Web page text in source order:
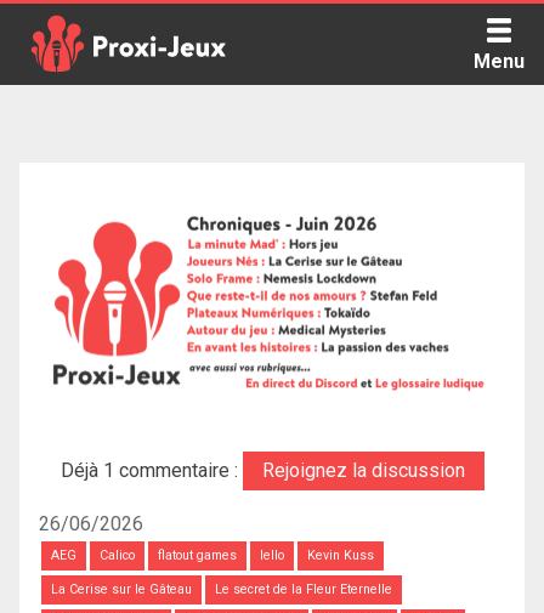
content
Menu
Déjà 1 commentaire : Rejoignez la discussion
26/06/2026
AEG Calico flatout games Iello Kevin Kuss
La Cerise sur le Gâteau Le secret de la Fleur Eternelle